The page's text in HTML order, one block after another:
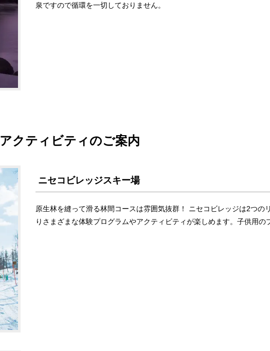
泉ですので循環を一切しておりません。
アクティビティのご案内
ニセコビレッジスキー場
原生林を縫って滑る林間コースは雰囲気抜群！ ニセコビレッジは2つの
りさまざまな体験プログラムやアクティビティが楽しめます。子供用の